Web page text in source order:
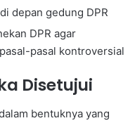
depan gedung DPR
DPR agar
pasal kontroversial
Disetujui
bentuknya yang